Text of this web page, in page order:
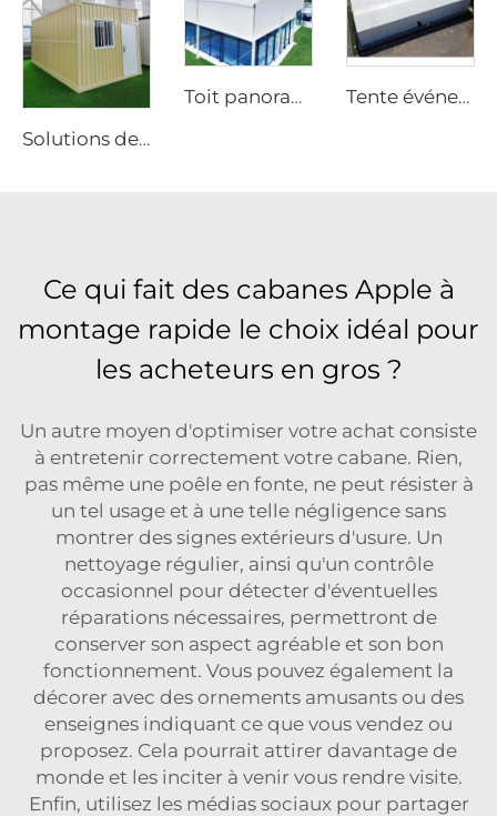
Solutions de conteneurs pliables en kit plat de 20 pi | Maison métallique modulaire robuste pour bureaux de chantier et projets de stockage industriel
Toit panoramique en aluminium de luxe pour terrain de padel | Auvent sportif extérieur modulaire personnalisé pour projets de clubs de tennis haut de gamme Tente événementielle OEM avec logo imprimé | Structure modulaire à montage rapide pour grandes fêtes et festivals en extérieur
Ce qui fait des cabanes Apple à
montage rapide le choix idéal pour
les acheteurs en gros ?
Un autre moyen d'optimiser votre achat consiste
à entretenir correctement votre cabane. Rien,
pas même une poêle en fonte, ne peut résister à
un tel usage et à une telle négligence sans
montrer des signes extérieurs d'usure. Un
nettoyage régulier, ainsi qu'un contrôle
occasionnel pour détecter d'éventuelles
réparations nécessaires, permettront de
conserver son aspect agréable et son bon
fonctionnement. Vous pouvez également la
décorer avec des ornements amusants ou des
enseignes indiquant ce que vous vendez ou
proposez. Cela pourrait attirer davantage de
monde et les inciter à venir vous rendre visite.
Enfin, utilisez les médias sociaux pour partager